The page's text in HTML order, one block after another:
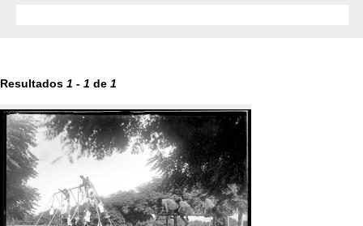
Resultados 1 - 1 de 1